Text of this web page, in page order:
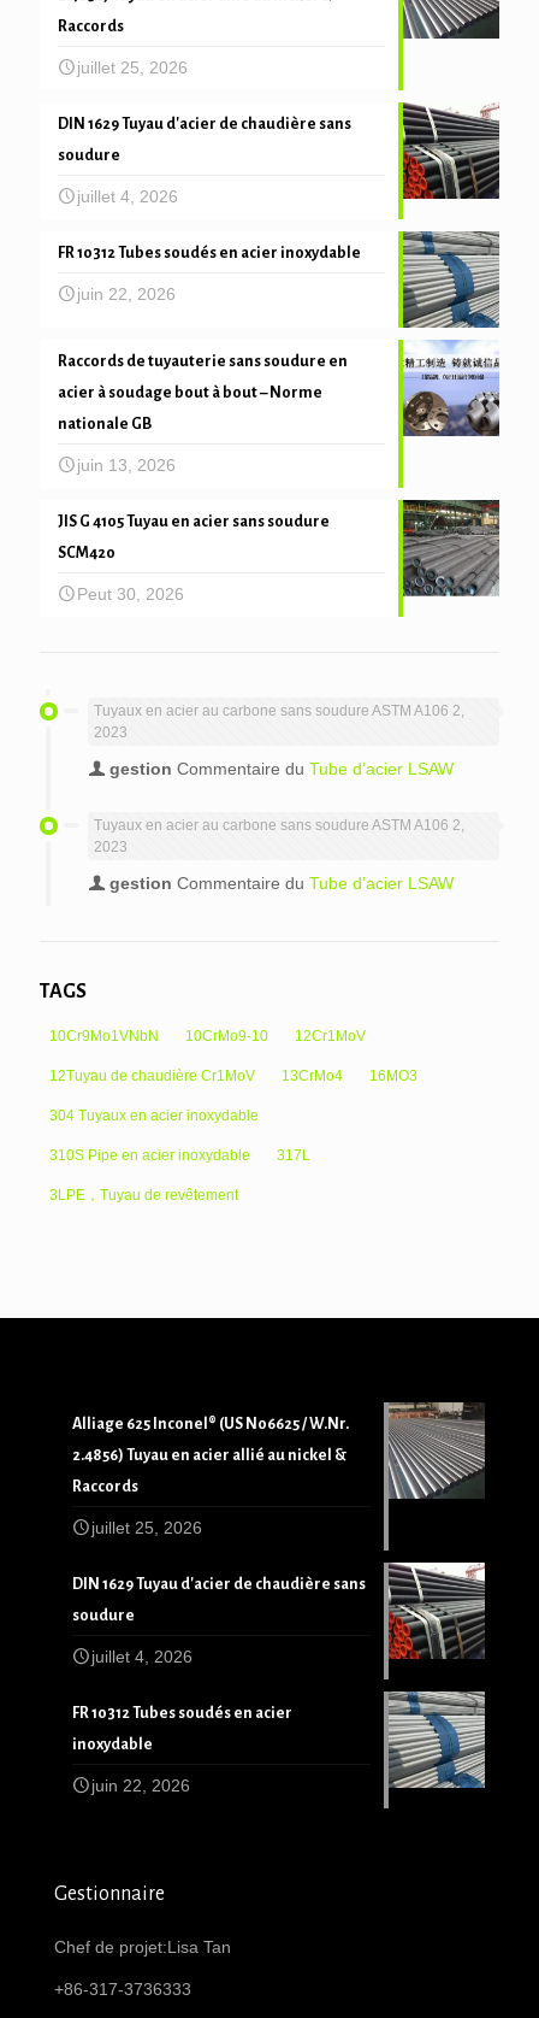
Raccords
juillet 25, 2026
DIN 1629 Tuyau d'acier de chaudière sans
soudure
juillet 4, 2026
FR 10312 Tubes soudés en acier inoxydable
juin 22, 2026
Raccords de tuyauterie sans soudure en
acier à soudage bout à bout – Norme
nationale GB
juin 13, 2026
JIS G 4105 Tuyau en acier sans soudure
SCM420
Peut 30, 2026
Tuyaux en acier au carbone sans soudure ASTM A106 2,
2023
gestion Commentaire du Tube d’acier LSAW
Tuyaux en acier au carbone sans soudure ASTM A106 2,
2023
gestion Commentaire du Tube d’acier LSAW
TAGS
10Cr9Mo1VNbN 10CrMo9-10 12Cr1MoV
12Tuyau de chaudière Cr1MoV 13CrMo4 16MO3
304 Tuyaux en acier inoxydable
310S Pipe en acier inoxydable 317L
3LPE，Tuyau de revêtement
Alliage 625 Inconel® (US N06625 / W.Nr.
2.4856) Tuyau en acier allié au nickel &
Raccords
juillet 25, 2026
DIN 1629 Tuyau d'acier de chaudière sans
soudure
juillet 4, 2026
FR 10312 Tubes soudés en acier
inoxydable
juin 22, 2026
Gestionnaire
Chef de projet:Lisa Tan
+86-317-3736333